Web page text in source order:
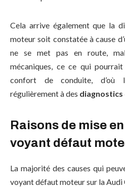
Cela arrive également que la
moteur soit constatée à cause
ne se met pas en route,
mécaniques, ce ce qui
confort de conduite, d’où
régulièrement à des diagnostics
Raisons de mise
voyant défaut
La majorité des causes qui
voyant défaut moteur sur la Audi